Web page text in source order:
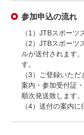
参加申込の流れ
（1）JTBスポーツ
（2）JTBスポー
ルが送付されます
す。
（3）ご登録いた
案内・参加受付証
順次発送致します。
（4）送付の案内